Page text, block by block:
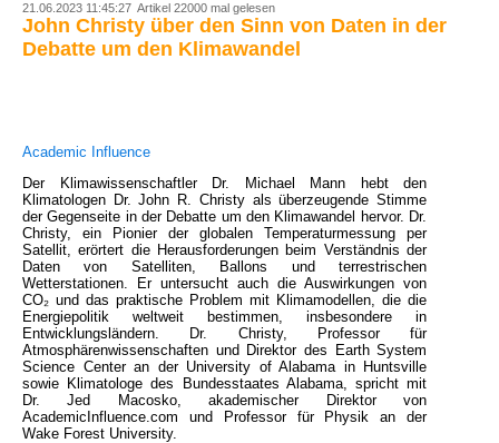
21.06.2023 11:45:27 Artikel 22000 mal gelesen
John Christy über den Sinn von Daten in der
Debatte um den Klimawandel
Academic Influence
Der Klimawissenschaftler Dr. Michael Mann hebt den
Klimatologen Dr. John R. Christy als überzeugende Stimme
der Gegenseite in der Debatte um den Klimawandel hervor. Dr.
Christy, ein Pionier der globalen Temperaturmessung per
Satellit, erörtert die Herausforderungen beim Verständnis der
Daten von Satelliten, Ballons und terrestrischen
Wetterstationen. Er untersucht auch die Auswirkungen von
CO₂ und das praktische Problem mit Klimamodellen, die die
Energiepolitik weltweit bestimmen, insbesondere in
Entwicklungsländern. Dr. Christy, Professor für
Atmosphärenwissenschaften und Direktor des Earth System
Science Center an der University of Alabama in Huntsville
sowie Klimatologe des Bundesstaates Alabama, spricht mit
Dr. Jed Macosko, akademischer Direktor von
AcademicInfluence.com und Professor für Physik an der
Wake Forest University.